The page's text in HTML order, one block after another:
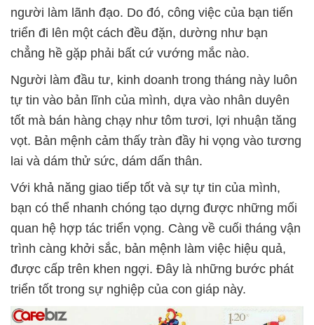
người làm lãnh đạo. Do đó, công việc của bạn tiến
triển đi lên một cách đều đặn, dường như bạn
chẳng hề gặp phải bất cứ vướng mắc nào.
Người làm đầu tư, kinh doanh trong tháng này luôn
tự tin vào bản lĩnh của mình, dựa vào nhân duyên
tốt mà bán hàng chạy như tôm tươi, lợi nhuận tăng
vọt. Bản mệnh cảm thấy tràn đầy hi vọng vào tương
lai và dám thử sức, dám dấn thân.
Với khả năng giao tiếp tốt và sự tự tin của mình,
bạn có thể nhanh chóng tạo dựng được những mối
quan hệ hợp tác triển vọng. Càng về cuối tháng vận
trình càng khởi sắc, bản mệnh làm việc hiệu quả,
được cấp trên khen ngợi. Đây là những bước phát
triển tốt trong sự nghiệp của con giáp này.